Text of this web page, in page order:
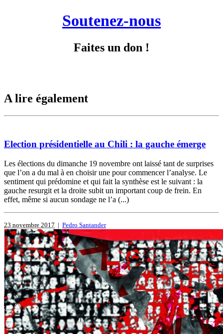
Soutenez-nous
Faites un don !
A lire également
Election présidentielle au Chili : la gauche émerge
Les élections du dimanche 19 novembre ont laissé tant de surprises
que l’on a du mal à en choisir une pour commencer l’analyse. Le
sentiment qui prédomine et qui fait la synthèse est le suivant : la
gauche resurgit et la droite subit un important coup de frein. En
effet, même si aucun sondage ne l’a (...)
23 novembre 2017 | Pedro Santander